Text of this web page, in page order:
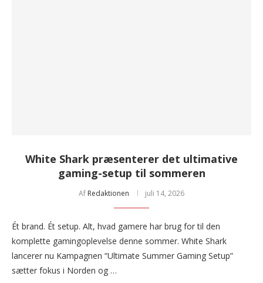
White Shark præsenterer det ultimative
gaming-setup til sommeren
Af Redaktionen juli 14, 2026
Ét brand. Ét setup. Alt, hvad gamere har brug for til den
komplette gamingoplevelse denne sommer. White Shark
lancerer nu Kampagnen “Ultimate Summer Gaming Setup”
sætter fokus i Norden og …